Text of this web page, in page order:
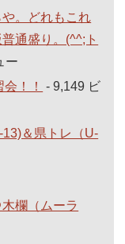
。どれもこれ
通盛り。(^^;ト
ー
！！
- 9,149 ビ
＆県トレ（U-
欄（ムーラ